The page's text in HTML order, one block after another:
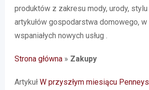
produktów z zakresu mody, urody,
artykułów gospodarstwa domowego,
wspaniałych nowych usług .
Strona główna » Zakupy
Artykuł W przyszłym miesiącu